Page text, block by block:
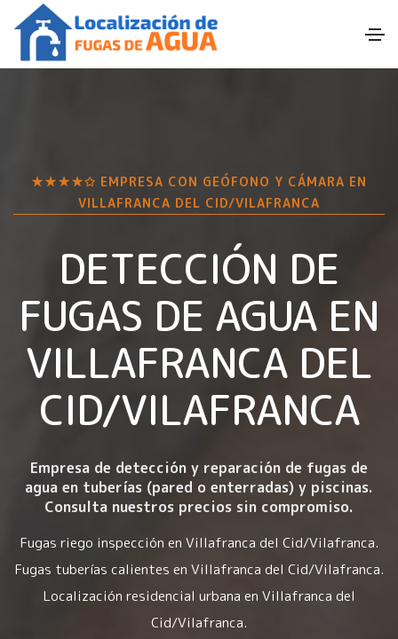
★★★★✩ EMPRESA CON GEÓFONO Y CÁMARA EN
VILLAFRANCA DEL CID/VILAFRANCA
DETECCIÓN DE
FUGAS DE AGUA EN
VILLAFRANCA DEL
CID/VILAFRANCA
Empresa de detección y reparación de fugas de
agua en tuberías (pared o enterradas) y piscinas.
Consulta nuestros precios sin compromiso.
Fugas riego inspección en Villafranca del Cid/Vilafranca.
Fugas tuberías calientes en Villafranca del Cid/Vilafranca.
Localización residencial urbana en Villafranca del
Cid/Vilafranca.